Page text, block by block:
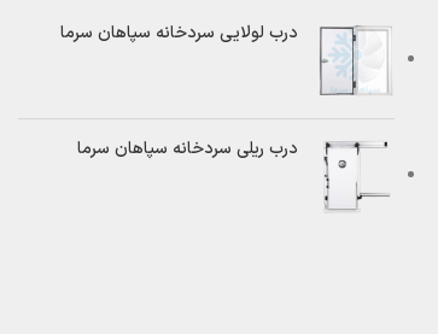
درب لولایی سردخانه سپاهان سرما
درب ریلی سردخانه سپاهان سرما